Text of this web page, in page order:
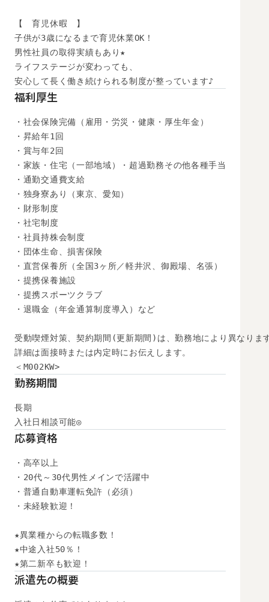
【　育児休暇　】
子供が3歳になるまで育児休業OK！
男性社員の取得実績もあり★
ライフステージが変わっても、
安心して長く働き続けられる制度が整っています♪
福利厚生
・社会保険完備（雇用・労災・健康・厚生年金）
・昇給年1回
・賞与年2回
・家族・住宅（一部地域）・超過勤務その他各種手当
・通勤交通費支給
・独身寮あり（東京、愛知）
・財形制度
・社宅制度
・社員持株会制度
・団体生命、損害保険
・直営保養所（全国3ヶ所／軽井沢、御殿場、名張）
・提携保養施設
・提携スポーツクラブ
・退職金（年金通算制度導入）など
受動喫煙対策、契約期間(更新期間)は、勤務地により異なりま
詳細は面接時または内定時にお伝えします。
＜M002KW>
勤務期間
長期
入社日相談可能◎
応募資格
・高卒以上
・20代～30代男性メインで活躍中
・普通自動車運転免許（必須）
・未経験歓迎！
★異業種からの転職多数！
★中途入社50％！
★第二新卒も歓迎！
派遣先の概要